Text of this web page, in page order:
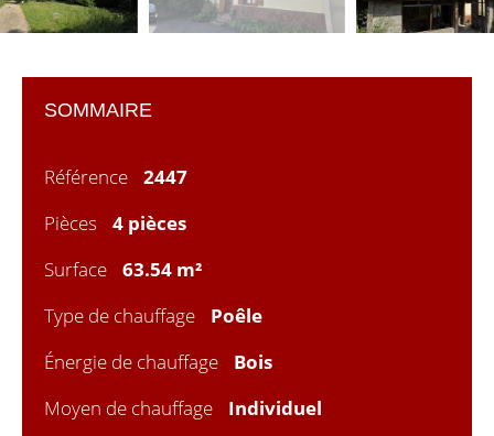
SOMMAIRE
Référence
2447
Pièces
4 pièces
Surface
63.54 m²
Type de chauffage
Poêle
Énergie de chauffage
Bois
Moyen de chauffage
Individuel